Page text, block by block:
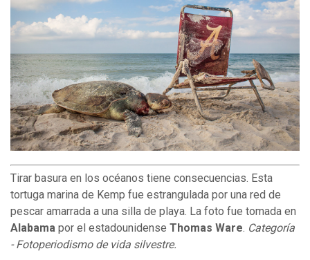
Tirar basura en los océanos tiene consecuencias. Esta
tortuga marina de Kemp fue estrangulada por una red de
pescar amarrada a una silla de playa. La foto fue tomada en
Alabama por el estadounidense Thomas Ware. Categoría
- Fotoperiodismo de vida silvestre.